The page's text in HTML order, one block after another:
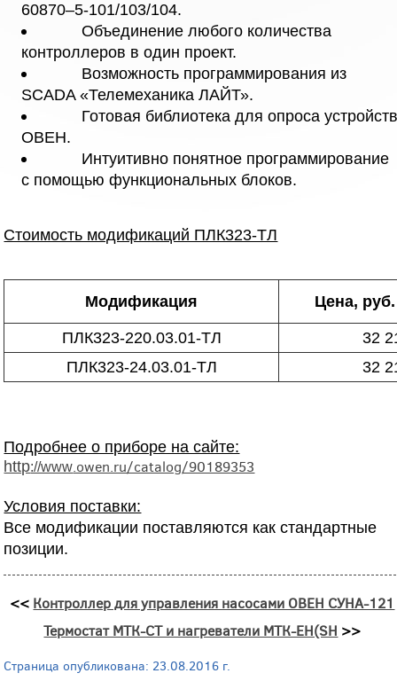
60870–5-101/103/104.
Объединение любого количества
контроллеров в один проект.
Возможность программирования из
SCADA «Телемеханика ЛАЙТ».
Готовая библиотека для опроса
ОВЕН.
Интуитивно понятное программирование
с помощью функциональных блоков.
Стоимость модификаций ПЛК323-ТЛ
Модификация Цена,
ПЛК323-220.03.01-ТЛ
32
ПЛК323-24.03.01-ТЛ
32
Подробнее о приборе на сайте:
http://www .owen.ru/catalog/90189353
Условия поставки:
Все модификации поставляются как стандартные
позиции.
<< Контроллер для управления насосами ОВЕН СУНА-121
Термостат МТК-СТ и нагреватели МТК-ЕН(SH >>
Страница опубликована: 23.08.2016 г.